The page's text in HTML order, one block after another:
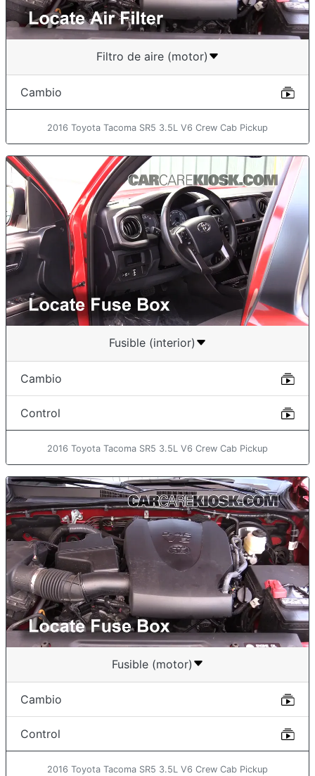
Filtro de aire (motor)
Cambio
2016 Toyota Tacoma SR5 3.5L V6 Crew Cab Pickup
Fusible (interior)
Cambio
Control
2016 Toyota Tacoma SR5 3.5L V6 Crew Cab Pickup
Fusible (motor)
Cambio
Control
2016 Toyota Tacoma SR5 3.5L V6 Crew Cab Pickup